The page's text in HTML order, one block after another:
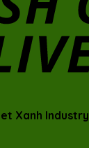
Xanh Industry